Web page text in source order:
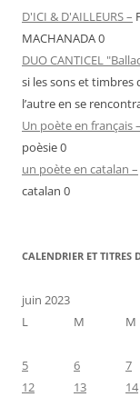
D'ICI & D'AILLEURS –
MACHANADA 0
DUO CANTICEL
si les sons et timbres
l’autre en se
Un poète en français –
poèsie 0
un poète en catalan –
catalan 0
CALENDRIER ET TITRES
juin 2023
L
M M
5
6 7
12
13 14